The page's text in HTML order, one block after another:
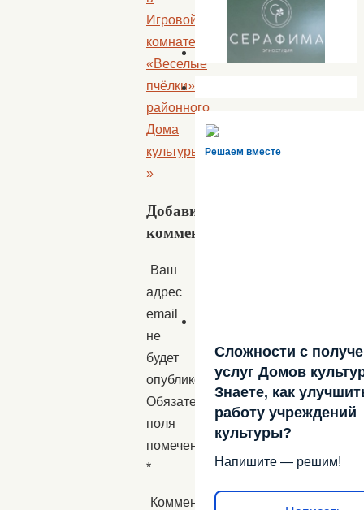
Игровой
комнате
«Веселые
пчёлки»
районного
Дома
культуры
»
Добавить
комментарий
Ваш
адрес
email
не
будет
опубликован.
Обязательные
поля
помечены
*
Комментарий
Решаем вместе
Сложности с
услуг Домов
Знаете, как
работу учреждений
культуры?
Напишите — решим!